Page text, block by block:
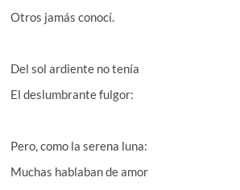
Otros jamás conocí.
Del sol ardiente no tenía
El deslumbrante fulgor:
Pero, como la serena luna:
Muchas hablaban de amor